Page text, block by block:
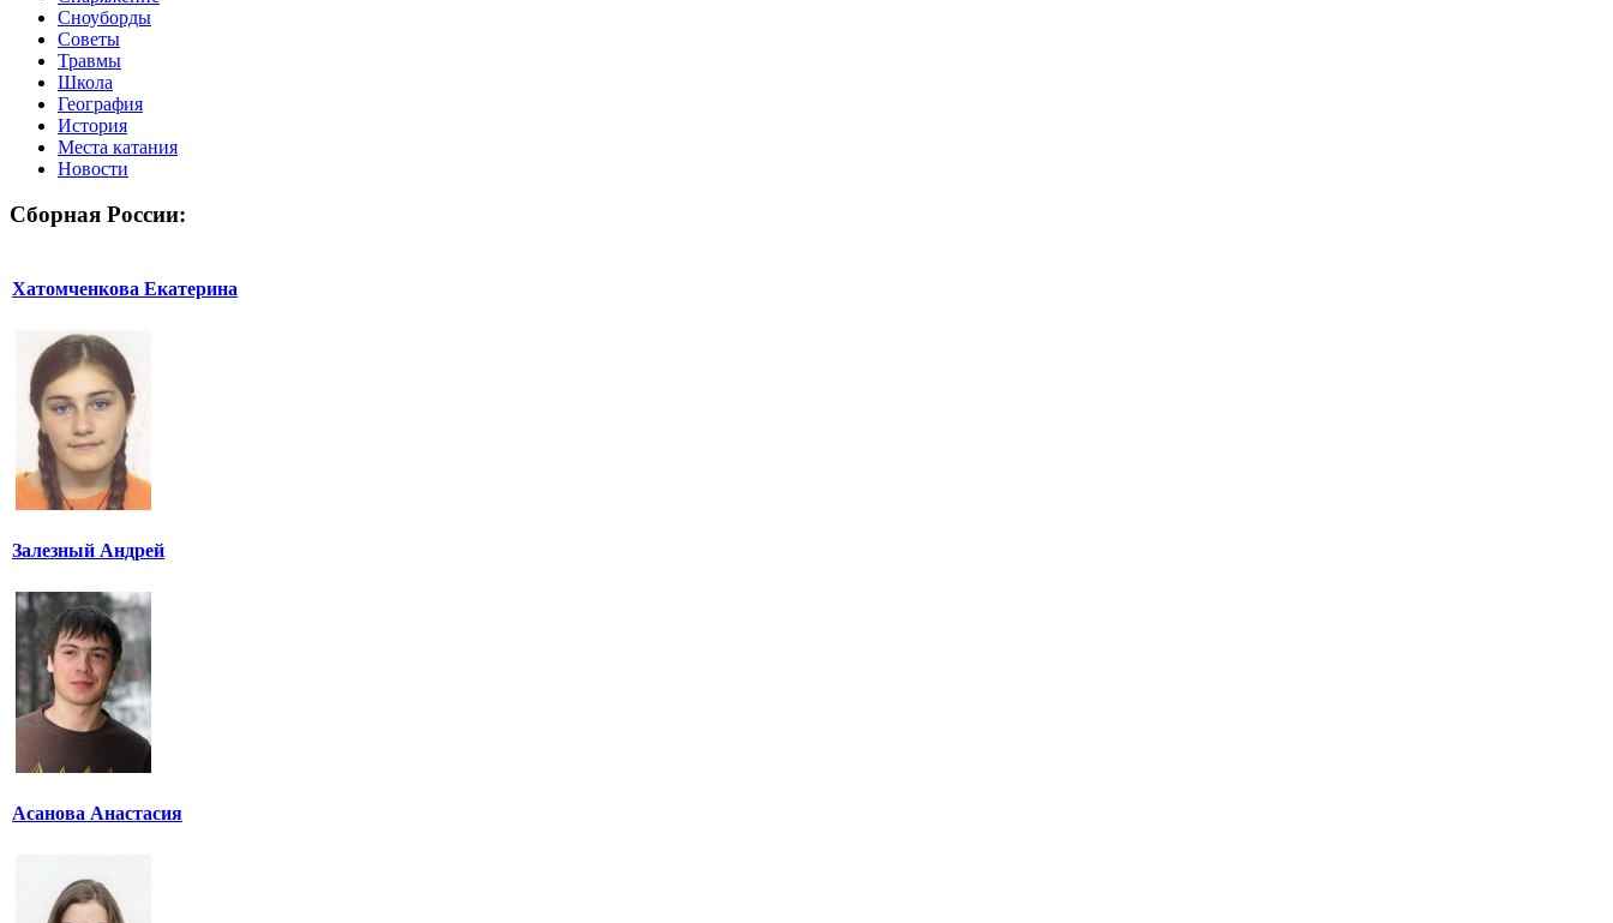
Сноуборды
Советы
Травмы
Школа
География
История
Места катания
Новости
Сборная России:
Хатомченкова Екатерина
Залезный Андрей
Асанова Анастасия